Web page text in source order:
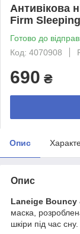
Антивікова
Firm
Готово до
Код: 4070908
690 ₴
Опис
Опис
Laneige Bouncy
маска,
шкіри під час сну.